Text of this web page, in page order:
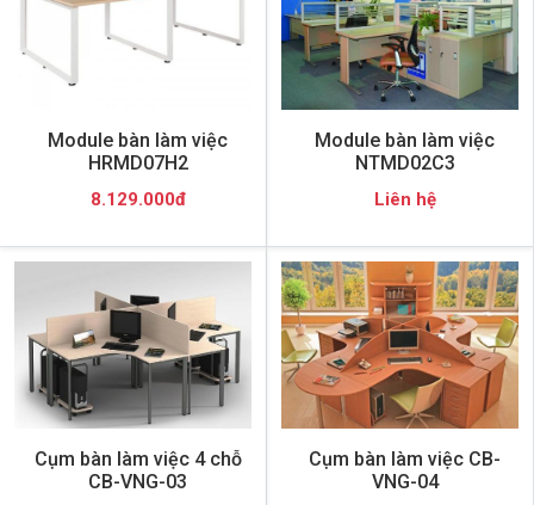
Module bàn làm việc
HRMD07H2
8.129.000đ
Module bàn làm việc
NTMD02C3
Liên hệ
Cụm bàn làm việc 4 chỗ
CB-VNG-03
Cụm bàn làm việc CB-
VNG-04